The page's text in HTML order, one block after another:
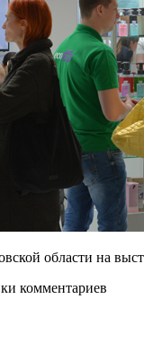
области на
комментариев